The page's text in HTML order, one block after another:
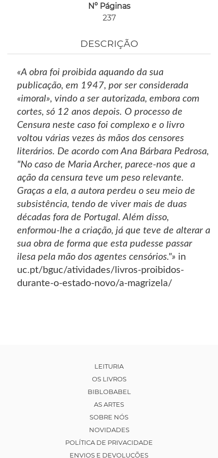
Nº Páginas
237
DESCRIÇÃO
«A obra foi proibida aquando da sua
publicação, em 1947, por ser considerada
«imoral», vindo a ser autorizada, embora com
cortes, só 12 anos depois. O processo de
Censura neste caso foi complexo e o livro
voltou várias vezes às mãos dos censores
literários. De acordo com Ana Bárbara Pedrosa,
"No caso de Maria Archer, parece-nos que a
ação da censura teve um peso relevante.
Graças a ela, a autora perdeu o seu meio de
subsistência, tendo de viver mais de duas
décadas fora de Portugal. Além disso,
enformou-lhe a criação, já que teve de alterar a
sua obra de forma que esta pudesse passar
ilesa pela mão dos agentes censórios."» in
uc.pt/bguc/atividades/livros-proibidos-
durante-o-estado-novo/a-magrizela/
LEITURIA
OS LIVROS
BIBLOBABEL
AS ARTES
SOBRE NÓS
NOVIDADES
POLÍTICA DE PRIVACIDADE
ENVIOS E DEVOLUÇÕES